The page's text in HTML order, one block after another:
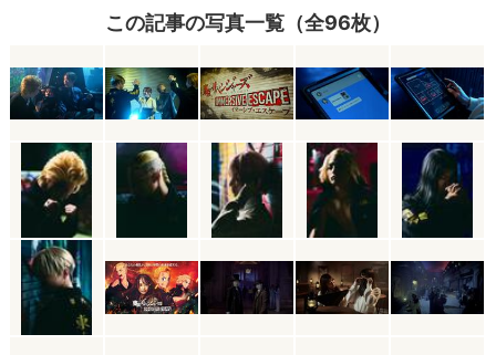
この記事の写真一覧（全96枚）